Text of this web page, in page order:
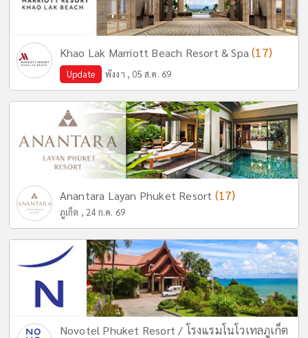
Khao Lak Marriott Beach Resort & Spa(17)
Update พังงา , 05 ส.ค. 69
Anantara Layan Phuket Resort (17)
ภูเก็ต , 24 ก.ค. 69
Novotel Phuket Resort / โรงแรมโนโวเทลภูเก็ต